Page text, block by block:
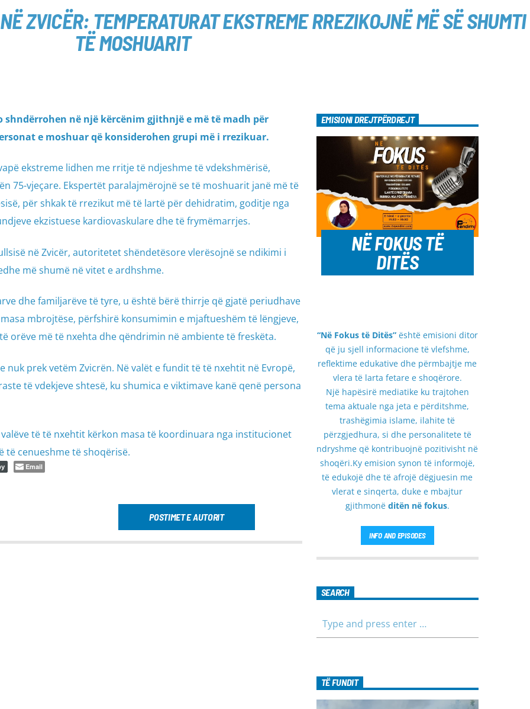
ZVICËR: TEMPERATURAT EKSTREME RREZIKOJNË MË SË SHUMTI
TË MOSHUARIT
në një kërcënim gjithnjë e më të madh për
e moshuar që konsiderohen grupi më i rrezikuar.
ekstreme lidhen me rritje të ndjeshme të vdekshmërisë,
75-vjeçare. Ekspertët paralajmërojnë se të moshuarit janë më të
për shkak të rrezikut më të lartë për dehidratim, goditje nga
ekzistuese kardiovaskulare dhe të frymëmarrjes.
në Zvicër, autoritetet shëndetësore vlerësojnë se ndikimi i
më shumë në vitet e ardhshme.
dhe familjarëve të tyre, u është bërë thirrje që gjatë periudhave
mbrojtëse, përfshirë konsumimin e mjaftueshëm të lëngjeve,
orëve më të nxehta dhe qëndrimin në ambiente të freskëta.
prek vetëm Zvicrën. Në valët e fundit të të nxehtit në Evropë,
të vdekjeve shtesë, ku shumica e viktimave kanë qenë persona
të të nxehtit kërkon masa të koordinuara nga institucionet
të cenueshme të shoqërisë.
Email
POSTIMET E AUTORIT
EMISIONI DREJTPËRDREJT
NË FOKUS TË
DITËS
“Në Fokus të Ditës”është emisioni ditor
që ju sjell informacione të vlefshme,
reflektime edukative dhe përmbajtje me
vlera të larta fetare e shoqërore.
Një hapësirë mediatike ku trajtohen
tema aktuale nga jeta e përditshme,
trashëgimia islame, ilahite të
përzgjedhura, si dhe personalitete të
ndryshme që kontribuojnë pozitivisht në
shoqëri.Ky emision synon të informojë,
të edukojë dhe të afrojë dëgjuesin me
vlerat e sinqerta, duke e mbajtur
gjithmonë ditën në fokus.
INFO AND EPISODES
SEARCH
TË FUNDIT